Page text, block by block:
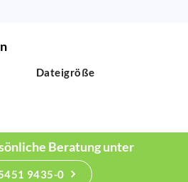
Dateigröße
Beratung unter
9435-0